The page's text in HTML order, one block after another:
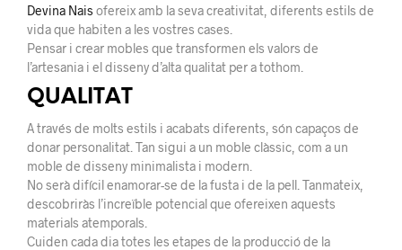
Devina Naisofereix amb la seva creativitat, diferents estils de
vida que habiten a les vostres cases.
Pensar i crear mobles que transformen els valors de
l’artesania i el disseny d’alta qualitat per a tothom.
QUALITAT
A través de molts estils i acabats diferents, són capaços de
donar personalitat. Tan sigui a un moble clàssic, com a un
moble de disseny minimalista i modern.
No serà difícil enamorar-se de la fusta i de la pell. Tanmateix,
descobriràs l’increïble potencial que ofereixen aquests
materials atemporals.
Cuiden cada dia totes les etapes de la producció de la